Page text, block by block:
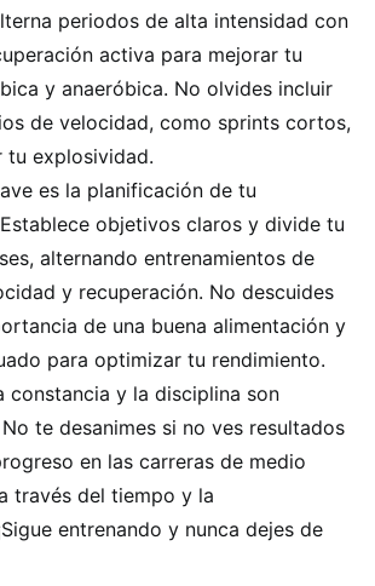
periodos de alta intensidad con
activa para mejorar tu
y anaeróbica. No olvides incluir
de velocidad, como sprints cortos,
tu explosividad.
es la planificación de tu
objetivos claros y divide tu
alternando entrenamientos de
y recuperación. No descuides
de una buena alimentación y
para optimizar tu rendimiento.
constancia y la disciplina son
te desanimes si no ves resultados
en las carreras de medio
través del tiempo y la
entrenando y nunca dejes de